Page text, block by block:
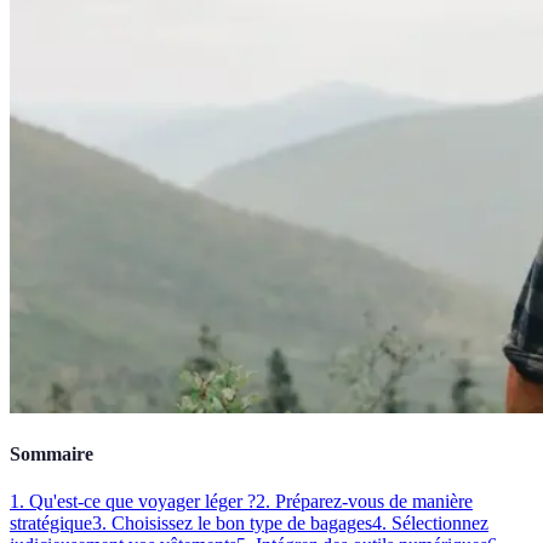
Sommaire
1. Qu'est-ce que voyager léger ?2. Préparez-vous de manière
stratégique3. Choisissez le bon type de bagages4. Sélectionnez